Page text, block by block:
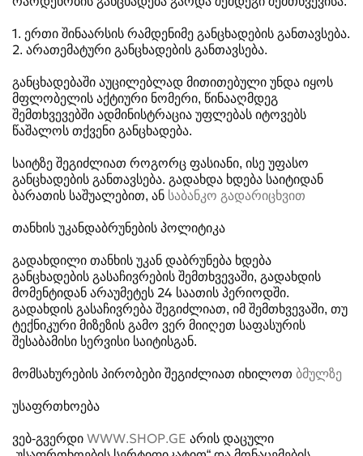
1. ერთი შინაარსის რამდენიმე განცხადების განთავსება.
2. არათემატური განცხადების განთავსება.
განცხადებაში აუცილებლად მითითებული უნდა იყოს
მფლობელის აქტიური ნომერი, წინააღმდეგ
შემთხვევებში ადმინისტრაცია უფლებას იტოვებს
წაშალოს თქვენი განცხადება.
საიტზე შეგიძლიათ როგორც ფასიანი, ისე უფასო
განცხადების განთავსება. გადახდა ხდება საიტიდან
ბარათის საშუალებით, ან საბანკო გადარიცხვით
თანხის უკანდაბრუნების პოლიტიკა
გადახდილი თანხის უკან დაბრუნება ხდება
განცხადების გასაჩივრების შემთხვევაში, გადახდის
მომენტიდან არაუმეტეს 24 საათის პერიოდში.
გადახდის გასაჩივრება შეგიძლიათ, იმ შემთხვევაში, თუ
ტექნიკური მიზეზის გამო ვერ მიიღეთ საფასურის
შესაბამისი სერვისი საიტისგან.
მომსახურების პირობები შეგიძლიათ იხილოთ ბმულზე
უსაფრთხოება
ვებ-გვერდი WWW.SHOP.GE არის დაცული